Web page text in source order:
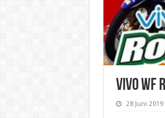
VIVO WF
28 Juni 2019